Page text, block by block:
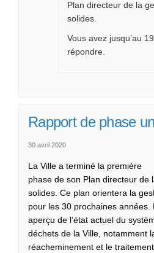
Plan directeur de la
solides.
Vous avez jusqu’au
répondre.
Rapport de phase un
30 avril 2020
La Ville a terminé la première
phase de son Plan directeur de
solides. Ce plan orientera la
pour les 30 prochaines années.
aperçu de l’état actuel du
déchets de la Ville, notamment
réacheminement et le